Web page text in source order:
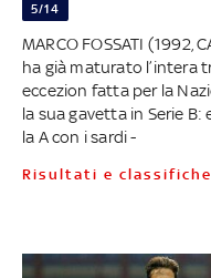
5/14
MARCO FOSSATI (1992,
ha già maturato l’intera
eccezion fatta per la
la sua gavetta in Serie
la A con i sardi -
Risultati e